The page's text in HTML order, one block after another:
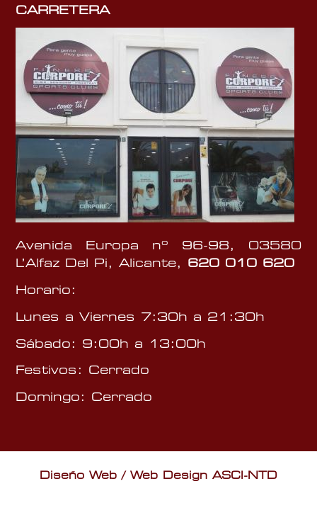
CARRETERA
Avenida Europa nº 96-98, 03580
L’Alfaz Del Pi, Alicante, 620 010 620
Horario:
Lunes a Viernes 7:30h a 21:30h
Sábado: 9:00h a 13:00h
Festivos: Cerrado
Domingo: Cerrado
Diseño Web / Web Design ASCI-NTD